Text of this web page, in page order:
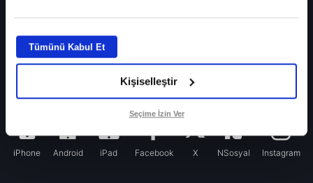
Tümünü Kabul Et
Kişiselleştir
Seçime İzin Ver
Fenerbahçeli yıldız prensipte anlaşmaya vardı! İşte Yıldırım’ın transfer talebi
Fenerbahçe’nin yeni transferi Mason Greenwood için olay sözler!
Galatasaray’da rota yeniden Thiago Almada!
iPhone Android iPad Facebook X NSosyal Instagram